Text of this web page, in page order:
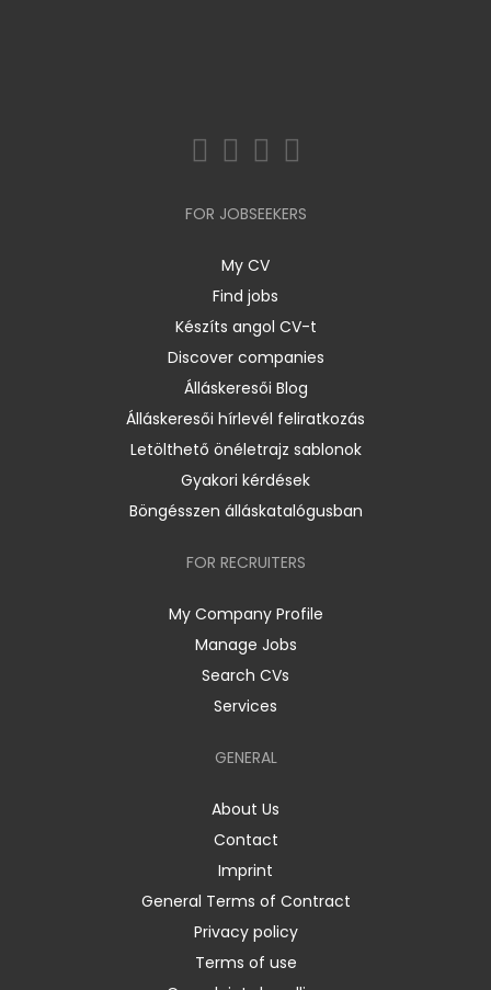
FOR JOBSEEKERS
My CV
Find jobs
Készíts angol CV-t
Discover companies
Álláskeresői Blog
Álláskeresői hírlevél feliratkozás
Letölthető önéletrajz sablonok
Gyakori kérdések
Böngésszen álláskatalógusban
FOR RECRUITERS
My Company Profile
Manage Jobs
Search CVs
Services
GENERAL
About Us
Contact
Imprint
General Terms of Contract
Privacy policy
Terms of use